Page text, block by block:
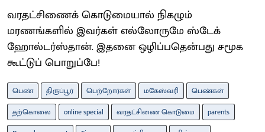
வரதட்சிணைக் கொடுமையால் நிகழும்
மரணங்களில் இவர்கள் எல்லோருமே ஸ்டேக்
ஹோல்டர்ஸ்தான். இதனை ஒழிப்பதென்பது சமூக
கூட்டுப் பொறுப்பே!
பெண் திருப்பூர் பெற்றோர்கள் மகேஸ்வரி
பெண்கள்
தற்கொலை
online special வரதட்சிணை கொடுமை
parents